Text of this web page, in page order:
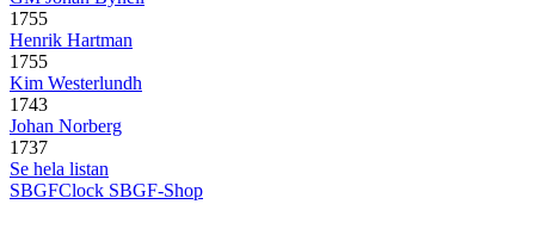
1755
Henrik Hartman
1755
Kim Westerlundh
1743
Johan Norberg
1737
Se hela listan
SBGFClock SBGF-Shop